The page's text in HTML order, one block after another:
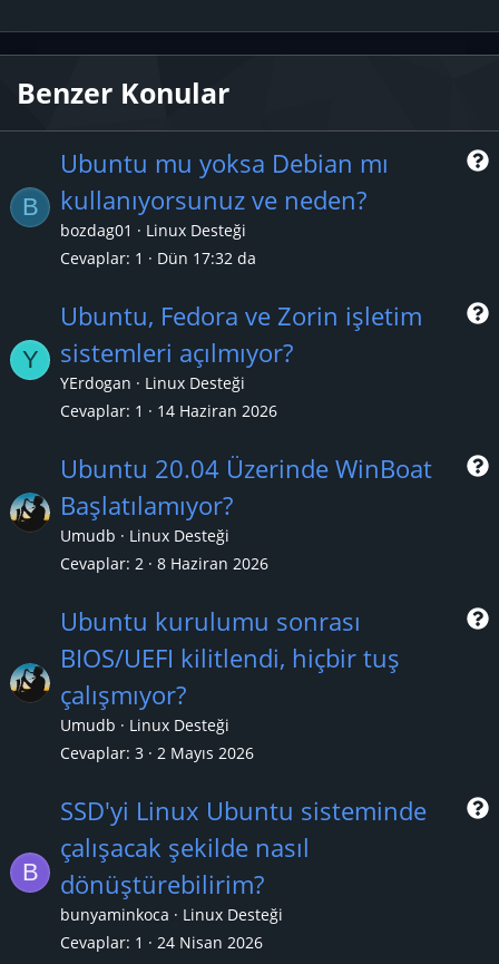
Benzer Konular
B
S
Ubuntu mu yoksa Debian mı
kullanıyorsunuz ve neden?
bozdag01
Linux Desteği
Cevaplar 1 Dün 17:32 da
Y
S
Ubuntu, Fedora ve Zorin işletim
sistemleri açılmıyor?
YErdogan
Linux Desteği
Cevaplar 1 14 Haziran 2026
S
Ubuntu 20.04 Üzerinde WinBoat
Başlatılamıyor?
Umudb
Linux Desteği
Cevaplar 2 8 Haziran 2026
S
Ubuntu kurulumu sonrası
BIOS/UEFI kilitlendi, hiçbir tuş
çalışmıyor?
Umudb
Linux Desteği
Cevaplar 3 2 Mayıs 2026
B
S
SSD'yi Linux Ubuntu sisteminde
çalışacak şekilde nasıl
dönüştürebilirim?
bunyaminkoca
Linux Desteği
Cevaplar 1 24 Nisan 2026